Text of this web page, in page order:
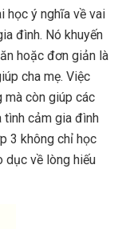
học ý nghĩa về vai
đình. Nó khuyến
hoặc đơn giản là
cha mẹ. Việc
mà còn giúp các
tình cảm gia đình
3 không chỉ học
dục về lòng hiếu